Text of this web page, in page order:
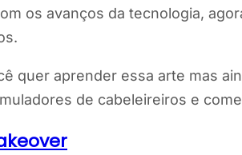
os avanços da tecnologia,
quer aprender essa arte mas
de cabeleireiros e